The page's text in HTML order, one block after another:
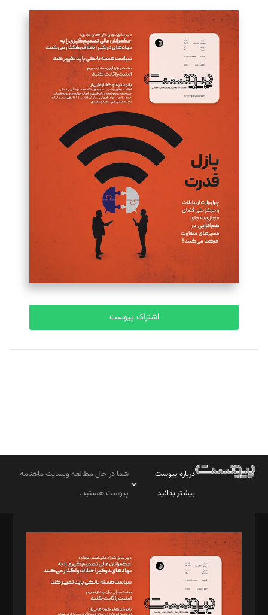
تحریریه
سروش کرمیان
تحریریه
مینا پاکدل
یسنا امان‌پور
تحریریه
ملینا جعفری
تحریریه
مصطفی مسجدی آرانی
تحریریه
بابک نقاش
تحریریه
اشتراک پیوست
درباره پیوست
بیشتر بدانید
شما در حال مطالعه وبسایت ماهنامه
پیوست هستید.
مدیر مسئول: محمدباقر اثنی‌عشری
سردبیر: مهرک محمودی
دبیر تحریریه: میثم قاسمی
د‌بیر ناداستان: سمانه سمیع
د‌بیر خدمت و تجارت: ابوالفضل رجبی